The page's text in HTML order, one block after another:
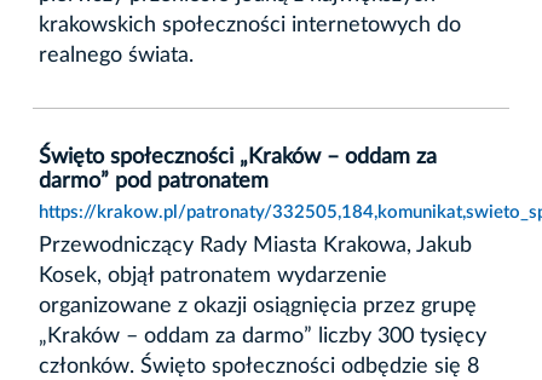
krakowskich społeczności internetowych do
realnego świata.
Święto społeczności „Kraków – oddam za
darmo” pod patronatem
https://krakow.pl/patronaty/
Przewodniczący Rady Miasta Krakowa, Jakub
Kosek, objął patronatem wydarzenie
organizowane z okazji osiągnięcia przez grupę
„Kraków – oddam za darmo” liczby 300 tysięcy
członków. Święto społeczności odbędzie się 8